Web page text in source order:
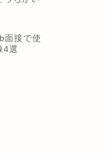
面接で使
4選